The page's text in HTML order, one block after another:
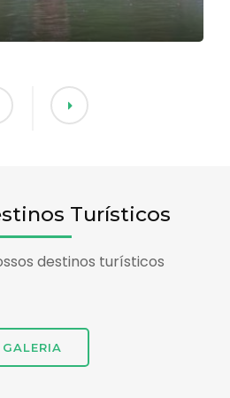
Turísticos
destinos turísticos
GALERIA